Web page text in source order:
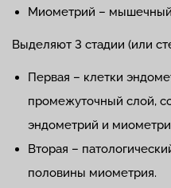
Миометрий –
Выделяют 3 стадии (или
Первая – клетки
промежуточный слой,
эндометрий и
Вторая –
половины миометрия.